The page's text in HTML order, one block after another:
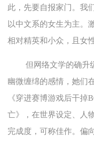
此，先要自报家门。我
以中文系的女生为主。
相对精英和小众，且女
但网络文学的确升
幽微缠绵的感情，她们
《穿进赛博游戏后干掉
亡》，在世界设定、人
完成度，可称佳作。偏